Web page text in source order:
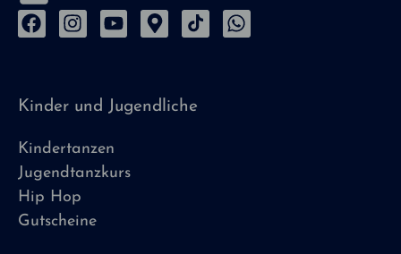
Kinder und Jugendliche
Kindertanzen
Jugendtanzkurs
Hip Hop
Gutscheine